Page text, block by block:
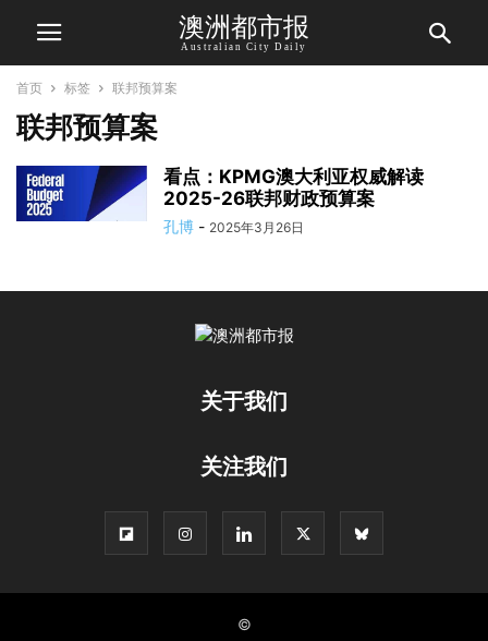
澳洲都市报
Australian City Daily
首页 标签 联邦预算案
联邦预算案
看点：KPMG澳大利亚权威解读
2025-26联邦财政预算案
孔博 - 2025年3月26日
关于我们
关注我们
©